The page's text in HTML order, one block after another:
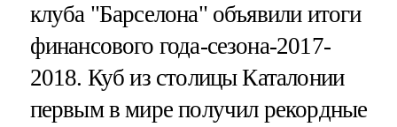
клуба "Барселона" объявили итоги
финансового года-сезона-2017-
2018. Куб из столицы Каталонии
первым в мире получил рекордные